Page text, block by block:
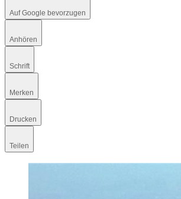
Auf Google bevorzugen
Anhören
Schrift
Merken
Drucken
Teilen